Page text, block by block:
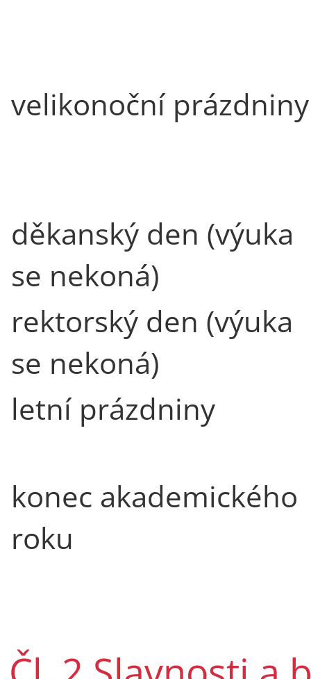
velikonoční prázdniny
děkanský den (výuka
se nekoná)
rektorský den (výuka
se nekoná)
letní prázdniny
konec akademického
roku